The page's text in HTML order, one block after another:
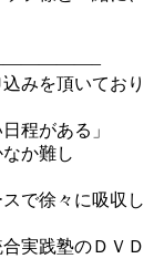
みを頂いており
程がある」
か難し
で徐々に吸収し
実践塾のＤＶＤ